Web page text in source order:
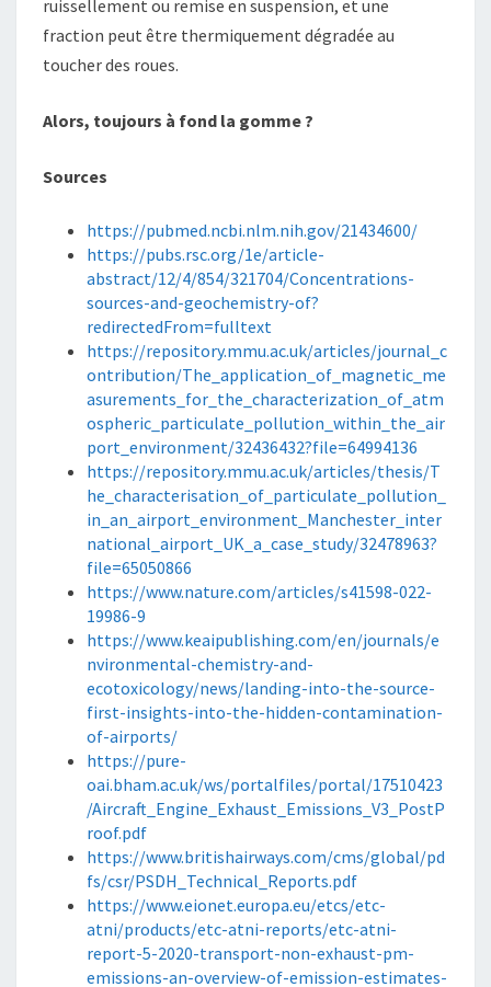
ruissellement ou remise en suspension, et une
fraction peut être thermiquement dégradée au
toucher des roues.
Alors, toujours à fond la gomme ?
Sources
https://pubmed.ncbi.nlm.nih.gov/21434600/
https://pubs.rsc.org/1e/article-
abstract/12/4/854/321704/Concentrations-
sources-and-geochemistry-of?
redirectedFrom=fulltext
https://repository.mmu.ac.uk/articles/journal_c
ontribution/The_application_of_magnetic_me
asurements_for_the_characterization_of_atm
ospheric_particulate_pollution_within_the_air
port_environment/32436432?file=64994136
https://repository.mmu.ac.uk/articles/thesis/T
he_characterisation_of_particulate_pollution_
in_an_airport_environment_Manchester_inter
national_airport_UK_a_case_study/32478963?
file=65050866
https://www.nature.com/articles/s41598-022-
19986-9
https://www.keaipublishing.com/en/journals/e
nvironmental-chemistry-and-
ecotoxicology/news/landing-into-the-source-
first-insights-into-the-hidden-contamination-
of-airports/
https://pure-
oai.bham.ac.uk/ws/portalfiles/portal/17510423
/Aircraft_Engine_Exhaust_Emissions_V3_PostP
roof.pdf
https://www.britishairways.com/cms/global/pd
fs/csr/PSDH_Technical_Reports.pdf
https://www.eionet.europa.eu/etcs/etc-
atni/products/etc-atni-reports/etc-atni-
report-5-2020-transport-non-exhaust-pm-
emissions-an-overview-of-emission-estimates-